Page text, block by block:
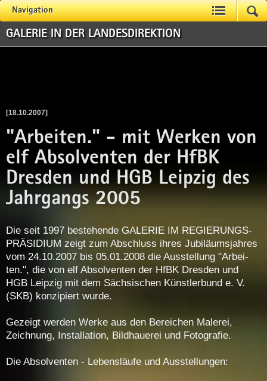
Navigation
GALERIE IN DER LANDESDIREKTION
[18.10.2007]
"Arbeiten." - mit Werken von
elf Absolventen der HfBK
Dresden und HGB Leipzig des
Jahrgangs 2005
Die seit 1997 be­ste­hen­de GA­LE­RIE IM RE­GIE­RUNGS­
PRÄ­SI­DI­UM zeigt zum Ab­schluss ih­res Ju­bi­lä­ums­jah­res
vom 24.10.2007 bis 05.01.2008 die Aus­stel­lung "Ar­bei­
ten.", die von elf Ab­sol­ven­ten der HfBK Dres­den und
HGB Leip­zig mit dem Säch­si­schen Künst­ler­bund e. V.
(SKB) kon­zi­piert wur­de.
Ge­zeigt wer­den Wer­ke aus den Be­rei­chen Ma­le­rei,
Zeich­nung, In­stal­la­ti­on, Bild­haue­rei und Fo­to­gra­fie.
Die Ab­sol­ven­ten - Le­bens­läu­fe und Aus­stel­lun­gen: